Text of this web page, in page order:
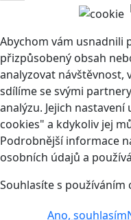
Abychom vám usnadnili
přizpůsobený obsah
analyzovat návštěvnost,
sdílíme se svými
analýzu. Jejich
cookies" a kdykoliv jej
Podrobnější informace
osobních údajů a
Souhlasíte s používáním
Ano, souhlasím